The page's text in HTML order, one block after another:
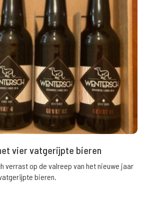
vier vatgerijpte bieren
verrast op de valreep van het nieuwe jaar
bieren.